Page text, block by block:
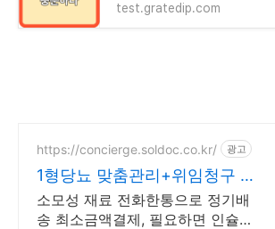
test.gratedip.com
https://concierge.soldoc.co.kr/ 광고
1형당뇨 맞춤관리+위임청구 재
처방 주기 무료알림
소모성 재료 전화한통으로 정기배
송 최소금액결제, 필요하면 인슐린